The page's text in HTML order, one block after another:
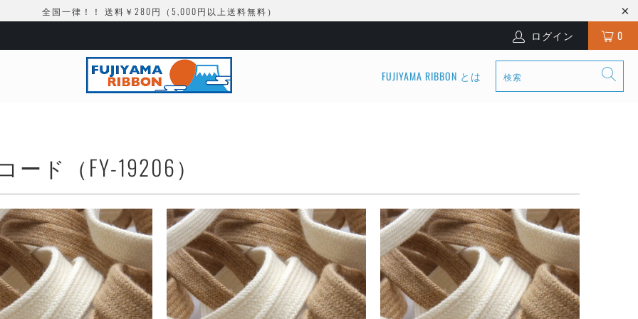
全国一律！！ 送料￥280円（5,000円以上送料無料）
ログイン 0
FUJIYAMA RIBBON とは
ド（FY-19206）
¥250
¥250 ¥1,104
¥1,104
¥2,783
¥2,783